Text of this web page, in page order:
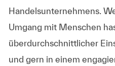
Handelsunternehmens.
Umgang mit Menschen
überdurchschnittlicher
und gern in einem